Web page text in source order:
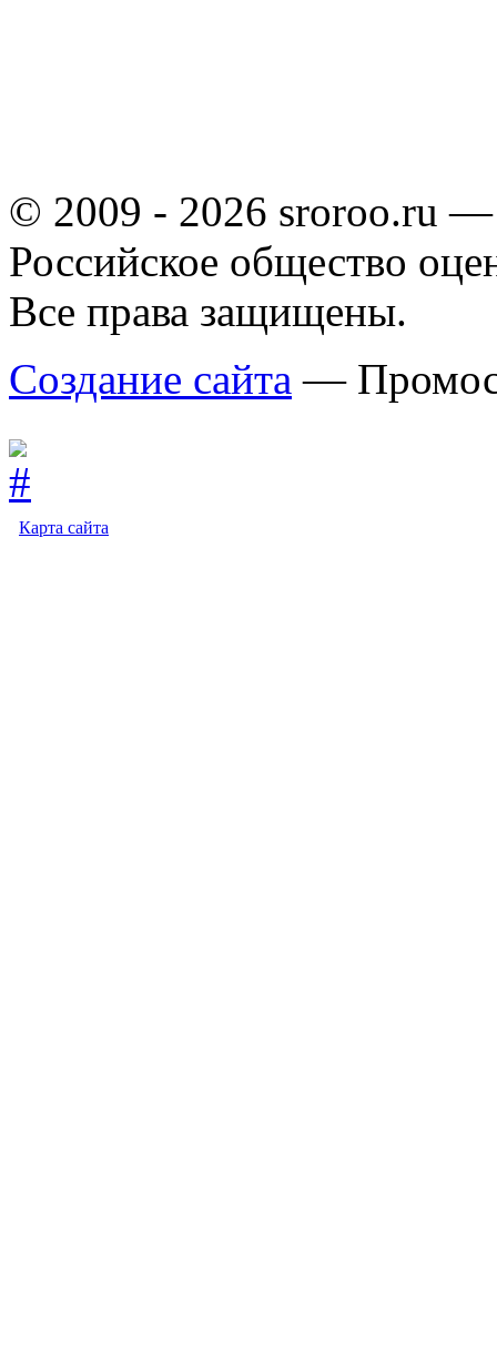
© 2009 - 2026 sroroo.ru —
Российское общество
Все права защищены.
Создание сайта —
Карта сайта